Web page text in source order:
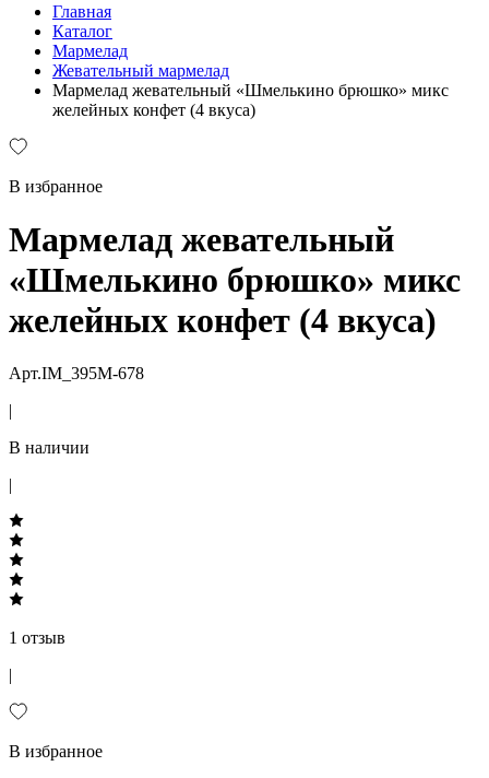
Главная
Каталог
Мармелад
Жевательный мармелад
Мармелад жевательный «Шмелькино брюшко» микс
желейных конфет (4 вкуса)
В избранное
Мармелад жевательный
«Шмелькино брюшко» микс
желейных конфет (4 вкуса)
Арт.IM_395M-678
|
В наличии
|
1 отзыв
|
В избранное